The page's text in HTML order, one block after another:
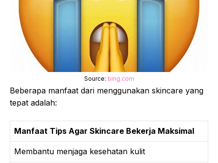
Source: bing.com
Beberapa manfaat dari menggunakan skincare yang
tepat adalah:
Manfaat Tips Agar Skincare Bekerja Maksimal
Membantu menjaga kesehatan kulit